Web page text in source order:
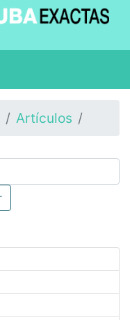
Artículos